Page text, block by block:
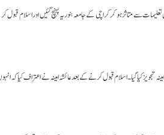
سے متاثر ہو کر کراچی کے جامعہ بنوریہ پہنچ گئیں اور اسلام قبول
تجویز کیا گیا ۔اسلام قبول کرنے کے بعدعائشہ امینہ نے اعتراف کیا کہ